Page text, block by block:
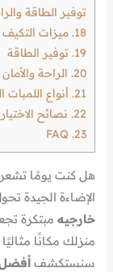
توفير الطاقة
18. ميزات
19. توفير الطاقة
20. الراحة والأمان
21. أنواع اللمبات
22. نصائح الاختيار
23.
هل كنت يومًا
الإضاءة الجيدة
خارجيه مبتكرة
منزلك مكانًا
سنستكشف